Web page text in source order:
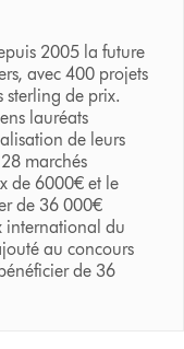
2005 la future
avec 400 projets
sterling de prix.
lauréats
de leurs
marchés
de 6000€ et le
de 36 000€
international du
au concours
de 36